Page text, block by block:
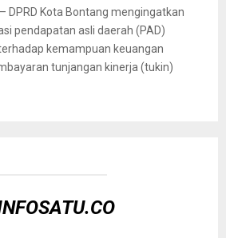
DPRD Kota Bontang mengingatkan
pendapatan asli daerah (PAD)
kemampuan keuangan
tunjangan kinerja (tukin)